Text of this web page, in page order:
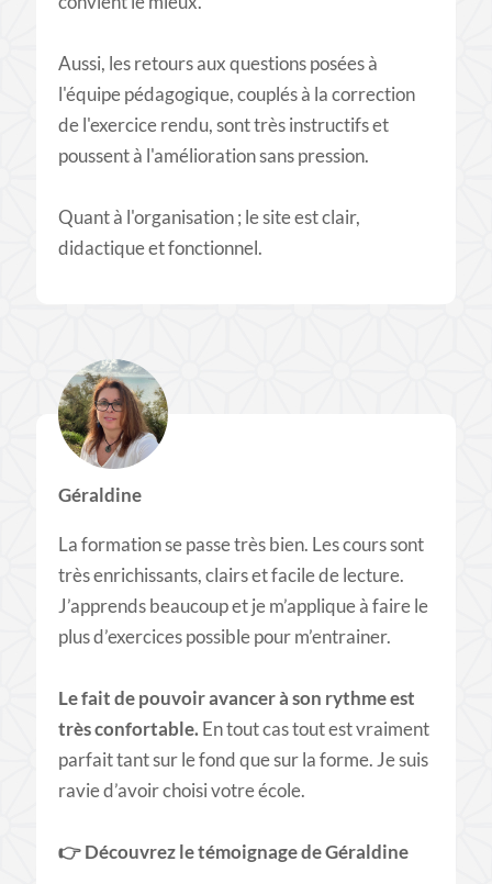
Aussi, les retours aux questions posées à
l'équipe pédagogique, couplés à la correction
de l'exercice rendu, sont très instructifs et
poussent à l'amélioration sans pression.
Quant à l'organisation ; le site est clair,
didactique et fonctionnel.
Géraldine
La formation se passe très bien. Les cours sont
très enrichissants, clairs et facile de lecture.
J’apprends beaucoup et je m’applique à faire le
plus d’exercices possible pour m’entrainer.
Le fait de pouvoir avancer à son rythme est
très confortable.En tout cas tout est vraiment
parfait tant sur le fond que sur la forme. Je suis
ravie d’avoir choisi votre école.
👉 Découvrez le témoignage de Géraldine